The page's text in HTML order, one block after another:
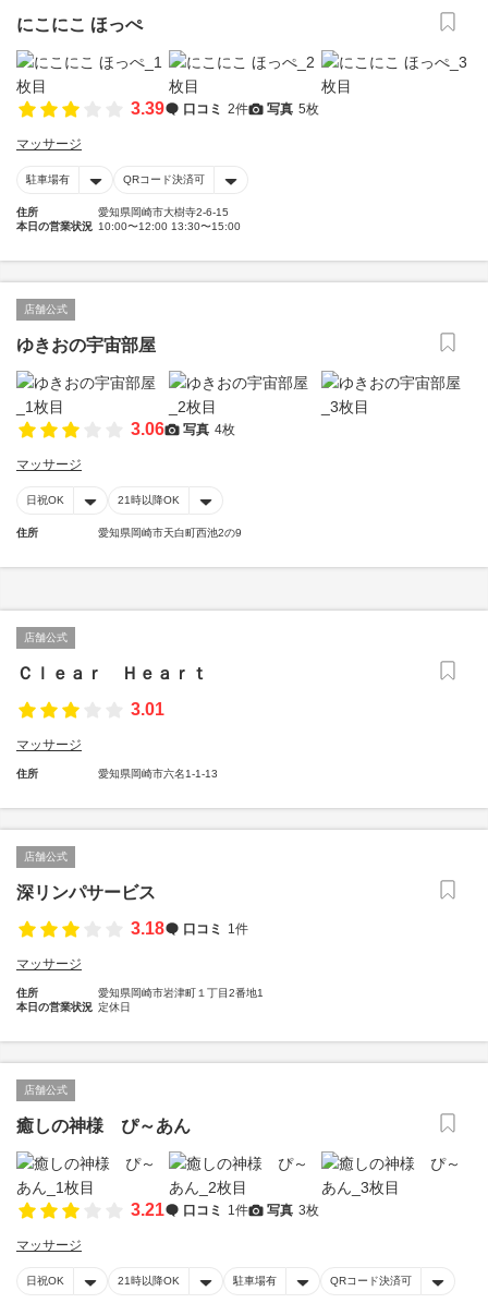
にこにこ ほっぺ
3.39 口コミ 2件 写真 5枚
マッサージ
駐車場有 QRコード決済可
住所
愛知県岡崎市大樹寺2-6-15
本日の営業状況 10:00〜12:00 13:30〜15:00
店舗公式
ゆきおの宇宙部屋
3.06 写真 4枚
マッサージ
日祝OK 21時以降OK
住所 愛知県岡崎市天白町西池2の9
店舗公式
Ｃｌｅａｒ Ｈｅａｒｔ
3.01
マッサージ
住所 愛知県岡崎市六名1-1-13
店舗公式
深リンパサービス
3.18
口コミ 1件
マッサージ
住所
愛知県岡崎市岩津町１丁目2番地1
本日の営業状況 定休日
店舗公式
癒しの神様 ぴ～あん
3.21 口コミ 1件 写真 3枚
マッサージ
日祝OK 21時以降OK 駐車場有 QRコード決済可